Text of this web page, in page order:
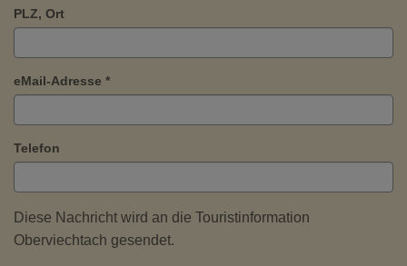
PLZ, Ort
eMail-Adresse *
Telefon
Diese Nachricht wird an die Touristinformation
Oberviechtach gesendet.